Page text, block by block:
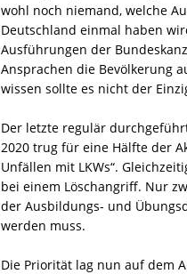
wohl noch niemand, welche
Deutschland einmal haben
Ausführungen der
Ansprachen die Bevölkerung
wissen sollte es nicht der
Der letzte regulär
2020 trug für eine Hälfte der
Unfällen mit LKWs“.
bei einem Löschangriff. Nur
der Ausbildungs- und
werden muss.
Die Priorität lag nun auf dem